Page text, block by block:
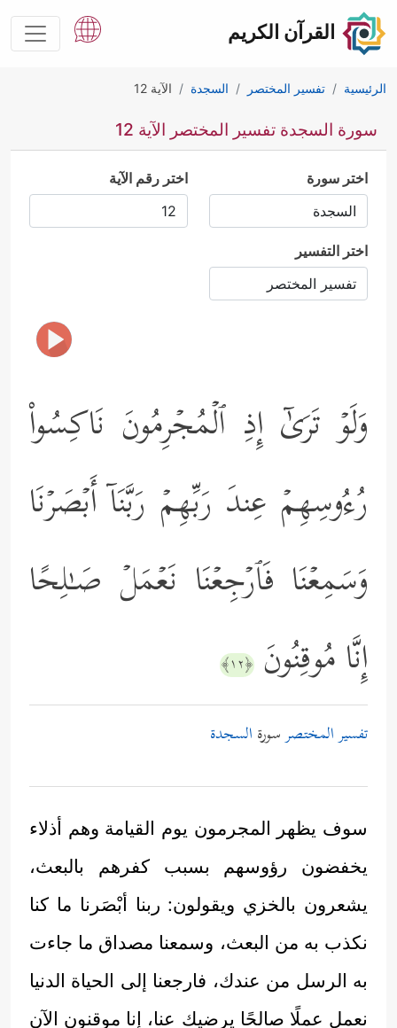
القرآن الكريم
الرئيسية تفسير المختصر السجدة الآية 12
سورة السجدة تفسير المختصر الآية 12
اختر سورة اختر رقم الآية
اختر التفسير
وَلَوۡ تَرَىٰۤ إِذِ ٱلۡمُجۡرِمُونَ نَاكِسُواْ
رُءُوسِهِمۡ عِندَ رَبِّهِمۡ رَبَّنَاۤ أَبۡصَرۡنَا
وَسَمِعۡنَا فَٱرۡجِعۡنَا نَعۡمَلۡ صَـٰلِحًا
إِنَّا مُوقِنُونَ ﴿١٢﴾
تفسير المختصرسورة السجدة
سوف يظهر المجرمون يوم القيامة وهم أذلاء
يخفضون رؤوسهم بسبب كفرهم بالبعث،
يشعرون بالخزي ويقولون: ربنا أبْصَرنا ما كنا
نكذب به من البعث، وسمعنا مصداق ما جاءت
به الرسل من عندك، فارجعنا إلى الحياة الدنيا
نعمل عملًا صالحًا يرضيك عنا، إنا موقنون الآن